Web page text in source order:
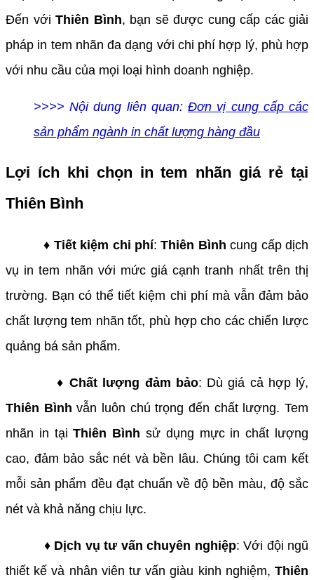
Đến với Thiên Bình, bạn sẽ được cung cấp các giải
pháp in tem nhãn đa dạng với chi phí hợp lý, phù hợp
với nhu cầu của mọi loại hình doanh nghiệp.
>>>> Nội dung liên quan:Đơn vị cung cấp các
sản phẩm ngành in chất lượng hàng đầu
Lợi ích khi chọn in tem nhãn giá rẻ tại
Thiên Bình
♦ Tiết kiệm chi phí:Thiên Bình cung cấp dịch
vụ in tem nhãn với mức giá cạnh tranh nhất trên thị
trường. Bạn có thể tiết kiệm chi phí mà vẫn đảm bảo
chất lượng tem nhãn tốt, phù hợp cho các chiến lược
quảng bá sản phẩm.
♦ Chất lượng đảm bảo: Dù giá cả hợp lý,
Thiên Bình vẫn luôn chú trọng đến chất lượng. Tem
nhãn in tạiThiên Bình sử dụng mực in chất lượng
cao, đảm bảo sắc nét và bền lâu. Chúng tôi cam kết
mỗi sản phẩm đều đạt chuẩn về độ bền màu, độ sắc
nét và khả năng chịu lực.
♦ Dịch vụ tư vấn chuyên nghiệp: Với đội ngũ
thiết kế và nhân viên tư vấn giàu kinh nghiệm, Thiên